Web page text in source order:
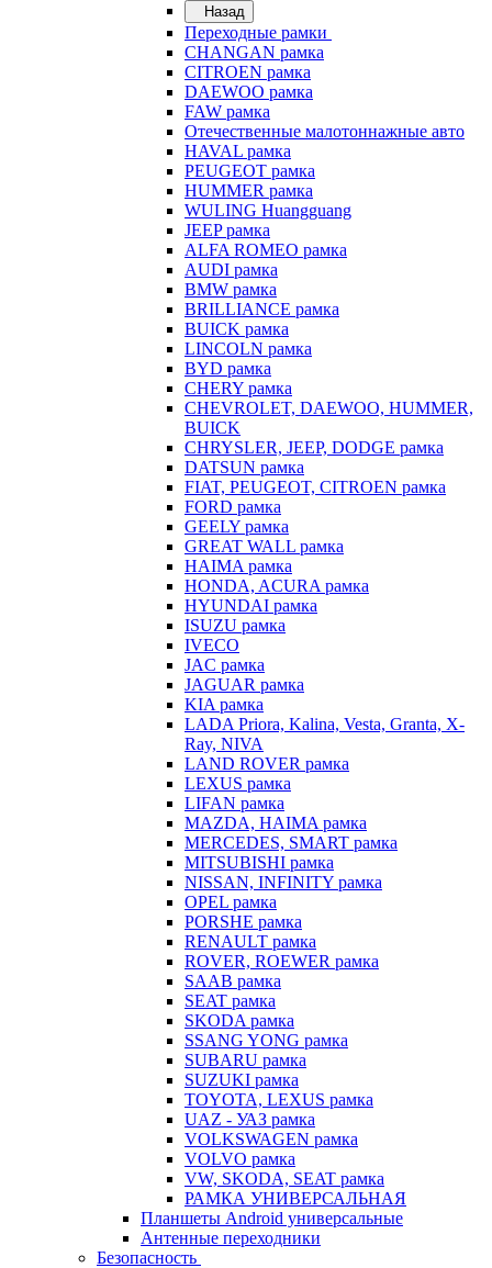
Назад
Переходные рамки
CHANGAN рамка
CITROEN рамка
DAEWOO рамка
FAW рамка
Отечественные малотоннажные авто
HAVAL рамка
PEUGEOT рамка
HUMMER рамка
WULING Huangguang
JEEP рамка
ALFA ROMEO рамка
AUDI рамка
BMW рамка
BRILLIANCE рамка
BUICK рамка
LINCOLN рамка
BYD рамка
CHERY рамка
CHEVROLET, DAEWOO, HUMMER,
BUICK
CHRYSLER, JEEP, DODGE рамка
DATSUN рамка
FIAT, PEUGEOT, CITROEN рамка
FORD рамка
GEELY рамка
GREAT WALL рамка
HAIMA рамка
HONDA, ACURA рамка
HYUNDAI рамка
ISUZU рамка
IVECO
JAC рамка
JAGUAR рамка
KIA рамка
LADA Priora, Kalina, Vesta, Granta, X-
Ray, NIVA
LAND ROVER рамка
LEXUS рамка
LIFAN рамка
MAZDA, HAIMA рамка
MERCEDES, SMART рамка
MITSUBISHI рамка
NISSAN, INFINITY рамка
OPEL рамка
PORSHE рамка
RENAULT рамка
ROVER, ROEWER рамка
SAAB рамка
SEAT рамка
SKODA рамка
SSANG YONG рамка
SUBARU рамка
SUZUKI рамка
TOYOTA, LEXUS рамка
UAZ - УАЗ рамка
VOLKSWAGEN рамка
VOLVO рамка
VW, SKODA, SEAT рамка
РАМКА УНИВЕРСАЛЬНАЯ
Планшеты Android универсальные
Антенные переходники
Безопасность